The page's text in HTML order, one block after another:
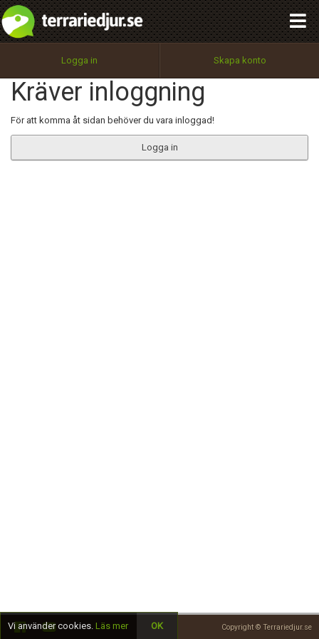
Logga in Skapa konto
Kräver inloggning
För att komma åt sidan behöver du vara inloggad!
Logga in
Copyright © Terrariedjur.se
Utför
100%
OK
integritetspolicy
Namn:
Epost:
Begär nytt lösenord
Tillbaka till förstasidan
Vi använder cookies. Läs mer OK